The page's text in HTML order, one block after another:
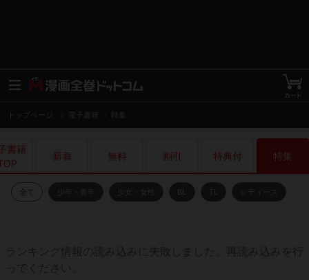
トップページ 特集
書籍
新着 無料 割引 特典付 特集
少女・女性